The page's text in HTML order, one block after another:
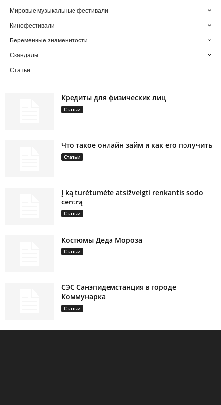
Мировые музыкальные фестивали
Кинофестивали
Беременные знаменитости
Скандалы
Статьи
Кредиты для физических лиц
Статьи
Что такое онлайн займ и как его получить
Статьи
Į ką turėtumėte atsižvelgti renkantis sodo
centrą
Статьи
Костюмы Деда Мороза
Статьи
СЭС Санэпидемстанция в городе
Коммунарка
Статьи